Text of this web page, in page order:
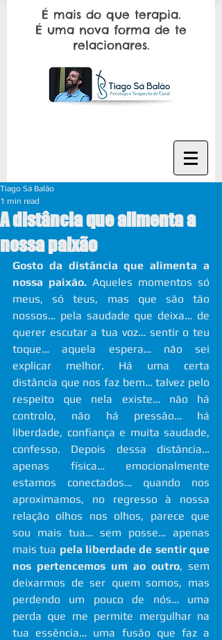
É mais do que terapia.
É uma nova forma de te
relacionares.
A distância que alimenta a
nossa paixão
Tiago Sá Balão
1 min read
Gosto da distância que alimenta a
nossa paixão. Aqueles momentos só
meus, só teus, mas que são tão
nossos… pela saudade que deixa… de
querer escutar a tua voz… sentir o teu
toque… aquela espera… não sei
explicar melhor. Há uma certa
distância que nos faz bem… talvez pelo
respeito que nela existe… não há
controlo, não há pressão… há
liberdade, confiança e muita saudade,
confesso. Depois dessa distância…
apenas física… emocionalmente
estamos conectados… quando nos
aproximamos, no regresso à nossa
relação olhos nos olhos, parece que
sou mais tua… sem posse… apenas
mais tua pela liberdade de sentir que
nos pertencemos um ao outro, sem
deixarmos de ser quem somos, mas
perdendo um pouco de nós… uma
perda que me permite mergulhar na
tua essência… uma fusão que faz a